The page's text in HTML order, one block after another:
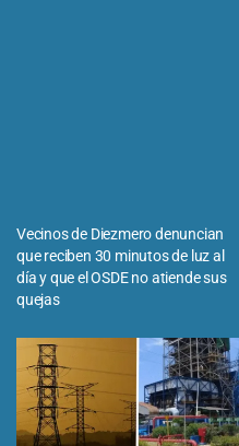
Vecinos de Diezmero denuncian
que reciben 30 minutos de luz al
día y que el OSDE no atiende sus
quejas